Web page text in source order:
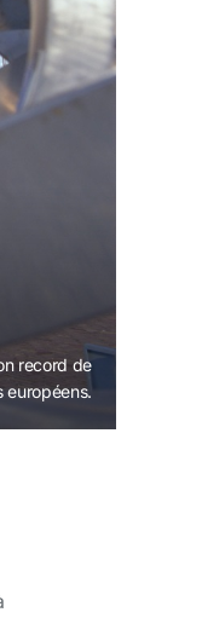
record de
européens.